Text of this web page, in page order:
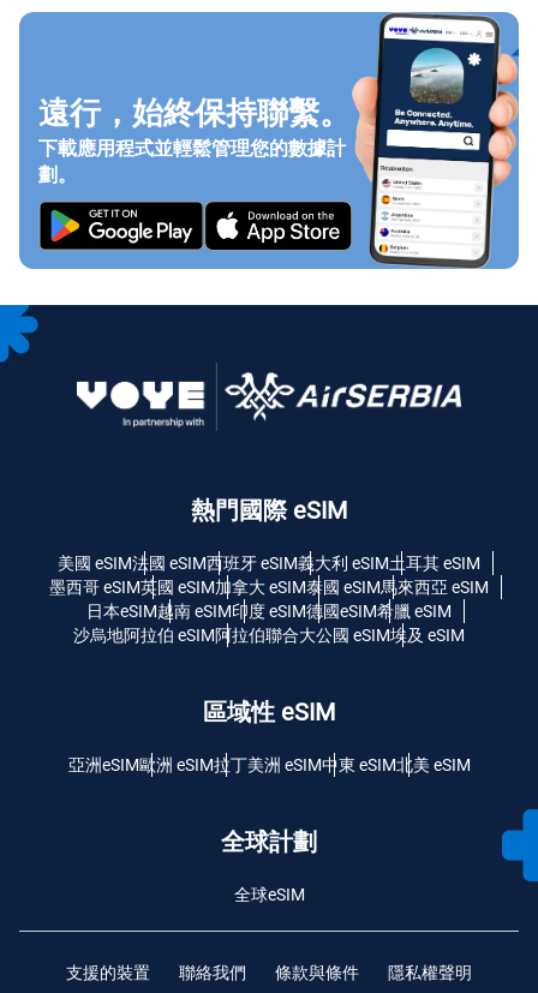
遠行，始終保持聯繫。
下載應用程式並輕鬆管理您的數據計
劃。
熱門國際 eSIM
美國 eSIM法國 eSIM西班牙 eSIM義大利 eSIM土耳其 eSIM
墨西哥 eSIM英國 eSIM加拿大 eSIM泰國 eSIM馬來西亞 eSIM
日本eSIM越南 eSIM印度 eSIM德國eSIM希臘 eSIM
沙烏地阿拉伯 eSIM阿拉伯聯合大公國 eSIM埃及 eSIM
區域性 eSIM
亞洲eSIM歐洲 eSIM拉丁美洲 eSIM中東 eSIM北美 eSIM
全球計劃
全球eSIM
支援的裝置 聯絡我們 條款與條件 隱私權聲明